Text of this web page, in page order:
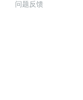
问题反馈